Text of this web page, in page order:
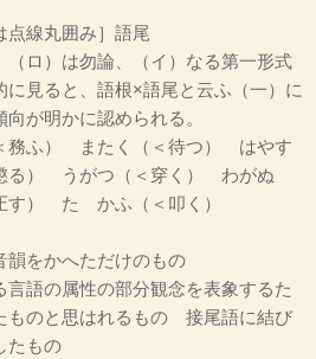
点線丸囲み］語尾
（ロ）は勿論、（イ）なる第一形式
に見ると、語根×語尾と云ふ（一）に
が明かに認められる。
務ふ） またく（＜待つ） はやす
る） うがつ（＜穿く） わがぬ
す） たゝかふ（＜叩く）
韻をかへただけのもの
言語の属性の部分観念を表象するた
ものと思はれるものゝ接尾語に結び
たもの